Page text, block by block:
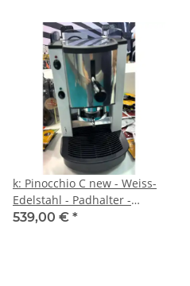
k: Pinocchio C new - Weiss-
Edelstahl - Padhalter -
Tassengestell aus Plexiglas -
539,00 € *